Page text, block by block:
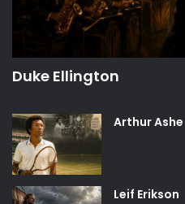
Duke Ellington
Arthur Ashe
Leif Erikson